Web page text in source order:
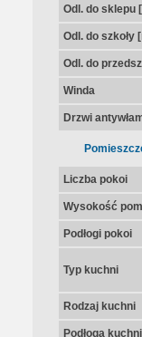
Odl. do sklepu
Odl. do szkoły
Odl. do
Winda
Drzwi
Liczba pokoi
Wysokość
Podłogi pokoi
Typ kuchni
Rodzaj kuchni
Podłoga kuchni